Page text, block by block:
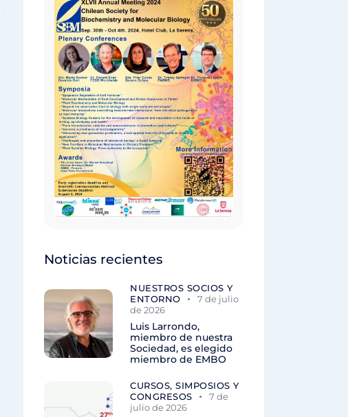
Noticias recientes
NUESTROS SOCIOS Y
ENTORNO
7 de julio
de 2026
Luis Larrondo,
miembro de nuestra
Sociedad, es elegido
miembro de EMBO
CURSOS, SIMPOSIOS Y
CONGRESOS
7 de
julio de 2026